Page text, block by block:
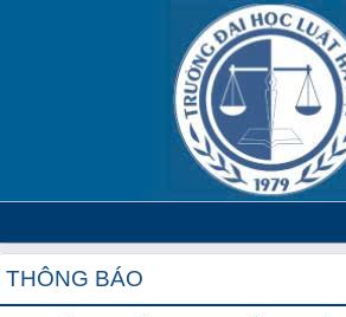
THÔNG BÁO